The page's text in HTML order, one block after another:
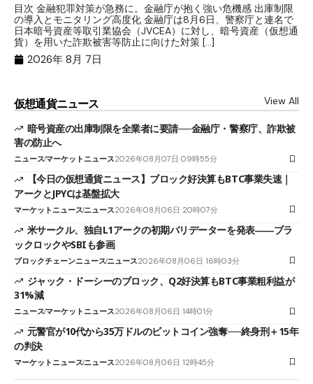
目次 金融犯罪対策が急務に。金融庁が抱く強い危機感 出庫制限
の導入とモニタリング高度化 金融庁は8月6日、警察庁と連名で
日本暗号資産等取引業協会（JVCEA）に対し、暗号資産（仮想通
貨）を用いた詐欺被害等防止に向けた対策 […]
2026年 8月 7日
仮想通貨ニュース View All
暗号資産の出庫制限を全業者に要請──金融庁・警察庁、詐欺被
害の防止へ
ニュースマーケットニュース2026年08月07日 09時55分
【今日の仮想通貨ニュース】ブロック好決算もBTC事業失速｜
アークとJPYCは基盤拡大
マーケットニュースニュース2026年08月06日 20時07分
米サークル、独自L1アークの初期バリデーターを発表――ブラ
ックロックやSBIも参画
ブロックチェーンニュースニュース2026年08月06日 16時03分
ジャック・ドーシーのブロック、Q2好決算もBTC事業粗利益が
31%減
ニュースマーケットニュース2026年08月06日 14時01分
元警官が10代から35万ドルのビットコイン強奪──終身刑＋15年
の判決
マーケットニュースニュース2026年08月06日 12時45分